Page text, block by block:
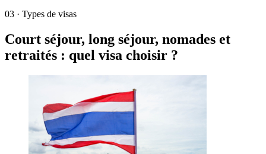
03 · Types de visas
Court séjour, long séjour, nomades et
retraités : quel visa choisir ?